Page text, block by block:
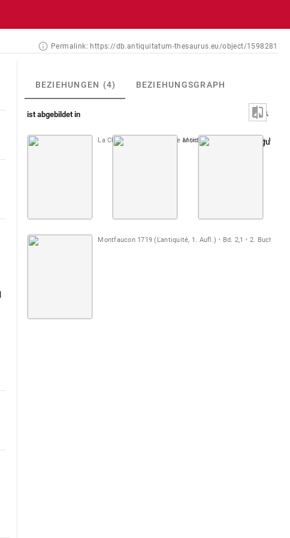
Permalink: https://db.antiquitatum-thesaurus.eu/object/1598281
BEZIEHUNGEN (4) BEZIEHUNGSGRAPH
ist abgebildet in
La Chausse 1700 (Gemme antiche) Taf. 064: Figur
Montfaucon 1702 (Diarium
Montfaucon 1719 (L'antiquité, 1. Aufl.) Bd. 2,1 2. Buch